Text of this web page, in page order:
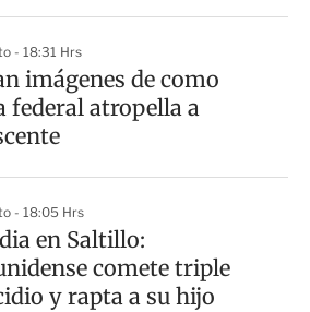
- 18:31 Hrs
imágenes de como
federal atropella a
- 18:05 Hrs
en Saltillo:
comete triple
y rapta a su hijo